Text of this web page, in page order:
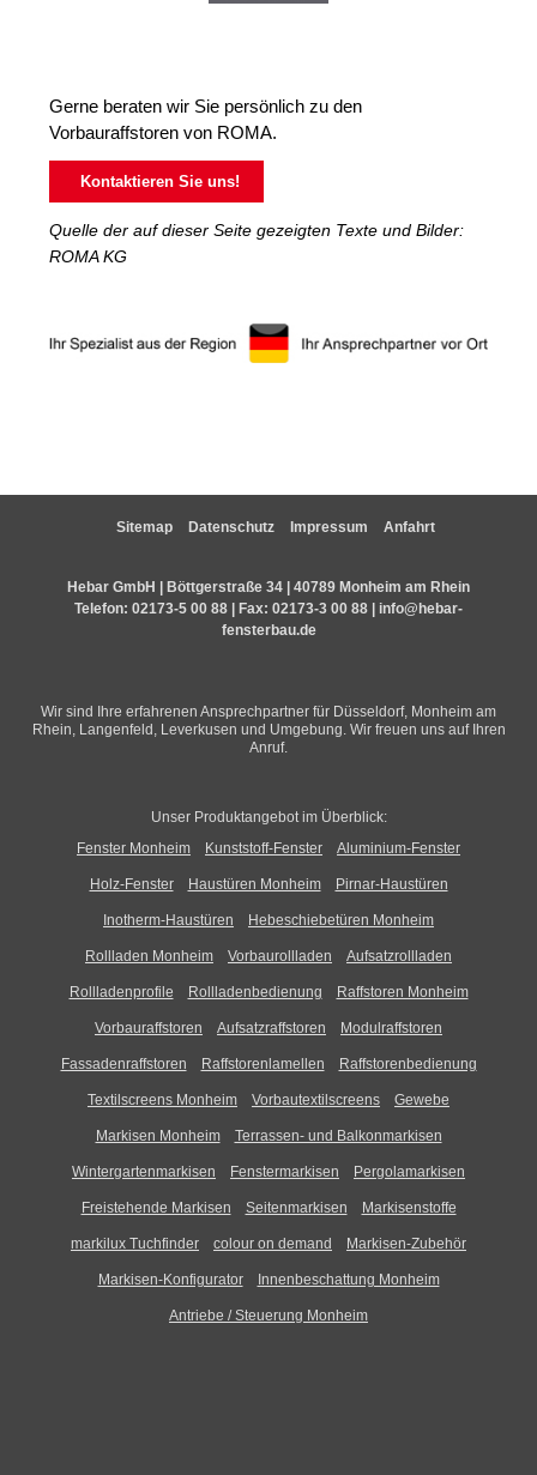
Gerne beraten wir Sie persönlich zu den
Vorbauraffstoren von ROMA.
Kontaktieren Sie uns!
Quelle der auf dieser Seite gezeigten Texte und Bilder:
ROMA KG
Sitemap Datenschutz Impressum Anfahrt
Hebar GmbH | Böttgerstraße 34 | 40789 Monheim am Rhein
Telefon: 02173-5 00 88 | Fax: 02173-3 00 88 | info@hebar-
fensterbau.de
Wir sind Ihre erfahrenen Ansprechpartner für Düsseldorf, Monheim am
Rhein, Langenfeld, Leverkusen und Umgebung. Wir freuen uns auf Ihren
Anruf.
Unser Produktangebot im Überblick:
Fenster Monheim
Kunststoff-Fenster Aluminium-Fenster
Holz-Fenster Haustüren Monheim Pirnar-Haustüren
Inotherm-Haustüren Hebeschiebetüren Monheim
Rollladen Monheim Vorbaurollladen Aufsatzrollladen
Rollladenprofile Rollladenbedienung Raffstoren Monheim
Vorbauraffstoren Aufsatzraffstoren Modulraffstoren
Fassadenraffstoren Raffstorenlamellen Raffstorenbedienung
Textilscreens Monheim Vorbautextilscreens Gewebe
Markisen Monheim Terrassen- und Balkonmarkisen
Wintergartenmarkisen Fenstermarkisen Pergolamarkisen
Freistehende Markisen Seitenmarkisen Markisenstoffe
markilux Tuchfinder colour on demand Markisen-Zubehör
Markisen-Konfigurator Innenbeschattung Monheim
Antriebe / Steuerung Monheim